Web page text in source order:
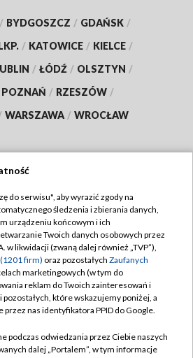
/ BYDGOSZCZ / GDAŃSK /
/ KATOWICE / KIELCE /
/ ŁÓDŹ / OLSZTYN /
POZNAŃ / RZESZÓW /
WARSZAWA / WROCŁAW
TVP
Cyfrowa
Regulamin TVP
prywatności
Moje zgody
Pomoc
Kontakt
do serwisu", aby wyrazić zgody na
śledzenia i zbierania danych,
urządzeniu końcowym i ich
Twoich danych osobowych przez
w likwidacji (zwaną dalej również „TVP”),
firm) oraz pozostałych Zaufanych
marketingowych (w tym do
reklam do Twoich zainteresowań i
które wskazujemy poniżej, a
przez nas identyfikatora PPID do Google.
podczas odwiedzania przez Ciebie naszych
dalej „Portalem”, w tym informacje